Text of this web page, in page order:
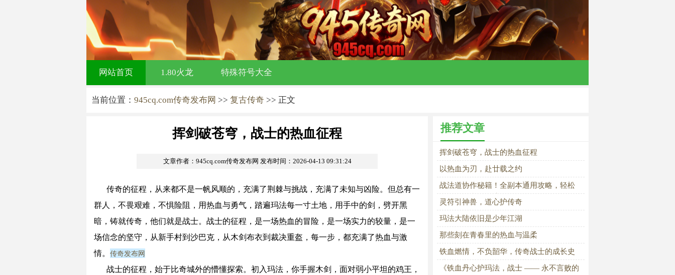
网站首页 1.80火龙 特殊符号大全
当前位置： 945cq.com传奇发布网 >> 复古传奇 >> 正文
挥剑破苍穹，战士的热血征程
文章作者：945cq.com传奇发布网 发布时间：2026-04-13 09:31:24
传奇的征程，从来都不是一帆风顺的，充满了荆棘与挑战，充满了未知与凶险。但总有一
群人，不畏艰难，不惧险阻，用热血与勇气，踏遍玛法每一寸土地，用手中的剑，劈开黑
暗，铸就传奇，他们就是战士。战士的征程，是一场热血的冒险，是一场实力的较量，是一
场信念的坚守，从新手村到沙巴克，从木剑布衣到裁决重盔，每一步，都充满了热血与激
情。 传奇发布网
战士的征程，始于比奇城外的懵懂探索。初入玛法，你手握木剑，面对弱小平坦的鸡王，
推荐文章
挥剑破苍穹，战士的热血征程
以热血为刃，赴廿载之约
战法道协作秘籍！全副本通用攻略，轻松
征服传奇所有秘境
灵符引神兽，道心护传奇
玛法大陆依旧是少年江湖
那些刻在青春里的热血与温柔
铁血燃情，不负韶华，传奇战士的成长史
诗
《铁血丹心护玛法，战士 —— 永不言败的